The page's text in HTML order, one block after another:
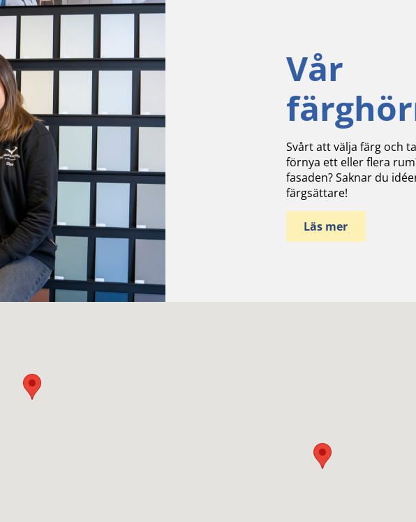
Vår
Svårt att välja färg och
förnya ett eller flera
fasaden? Saknar du
färgsättare!
Läs mer